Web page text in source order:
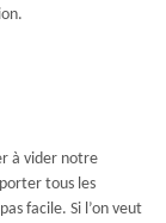
à vider notre
tous les
facile. Si l’on veut